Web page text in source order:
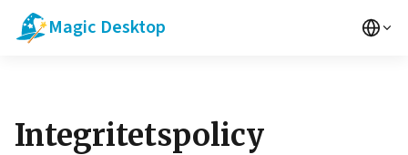
Magic Desktop
Integritetspolicy